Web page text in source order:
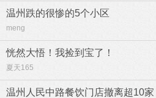
温州跌的很惨的5个小区
meng
恍然大悟！我捡到宝了！
夏天165
温州人民中路餐饮门店撤离超10家